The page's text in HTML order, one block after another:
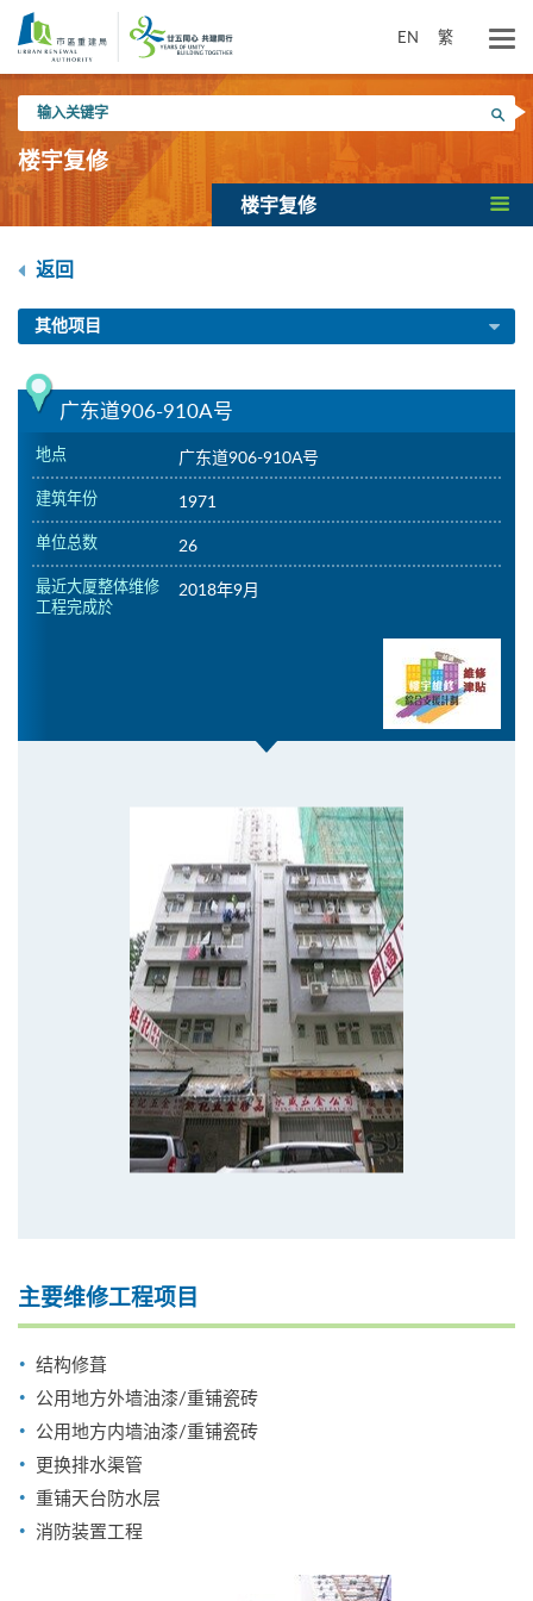
内
EN 繁
入
关
键
搜寻
楼宇复修
楼宇复修
返回
其他项目
广东道906-910A号
地点 广东道906-910A号
建筑年份 1971
单位总数 26
最近大厦整体维修
工程完成於
2018年9月
主要维修工程项目
结构修葺
公用地方外墙油漆/重铺瓷砖
公用地方内墙油漆/重铺瓷砖
更换排水渠管
重铺天台防水层
消防装置工程